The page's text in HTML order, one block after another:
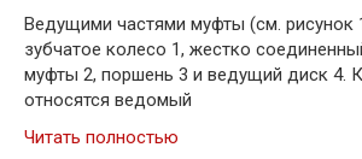
Ведущими частями муфты (см. рисунок
зубчатое колесо 1, жестко
муфты 2, поршень 3 и ведущий диск 4.
относятся ведомый
Читать полностью